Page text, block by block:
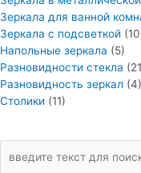
Зеркала для ванной
Зеркала с подсветкой
Напольные зеркала (5)
Разновидности стекла
Разновидность зеркал (4)
Столики (11)